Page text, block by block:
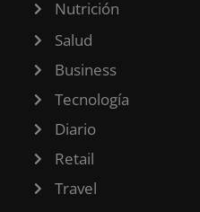
Nutrición
Salud
Business
Tecnología
Diario
Retail
Travel